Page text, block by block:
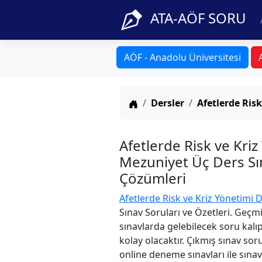
ATA-AÖF SORU
AÖF - Anadolu Üniversitesi
Anasayfa
Dersler Afetlerde
Afetlerde Risk ve
Mezuniyet Üç Ders
Çözümleri
Afetlerde Risk ve Kriz Yönetimi
Sınav Soruları ve Özetleri.
sınavlarda gelebilecek soru
kolay olacaktır. Çıkmış sınav
online deneme sınavları ile